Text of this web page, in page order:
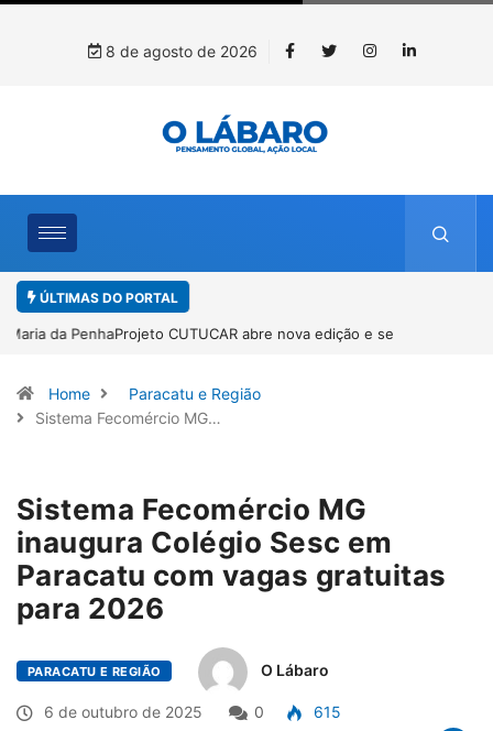
8 de agosto de 2026
ÚLTIMAS DO PORTAL
Projeto CUTUCAR abre nova edição e semeia o futuro por meio da
Home
Paracatu e Região
Sistema Fecomércio MG…
Sistema Fecomércio MG
inaugura Colégio Sesc em
Paracatu com vagas gratuitas
para 2026
PARACATU E REGIÃO O Lábaro
6 de outubro de 2025 0
615